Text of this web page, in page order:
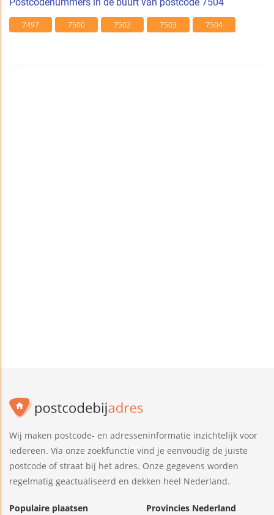
Postcodenummers in de buurt van postcode 7504
7497 7500 7502 7503 7504
Wij maken postcode- en adresseninformatie inzichtelijk voor
iedereen. Via onze zoekfunctie vind je eenvoudig de juiste
postcode of straat bij het adres. Onze gegevens worden
regelmatig geactualiseerd en dekken heel Nederland.
Populaire plaatsen
Provincies Nederland